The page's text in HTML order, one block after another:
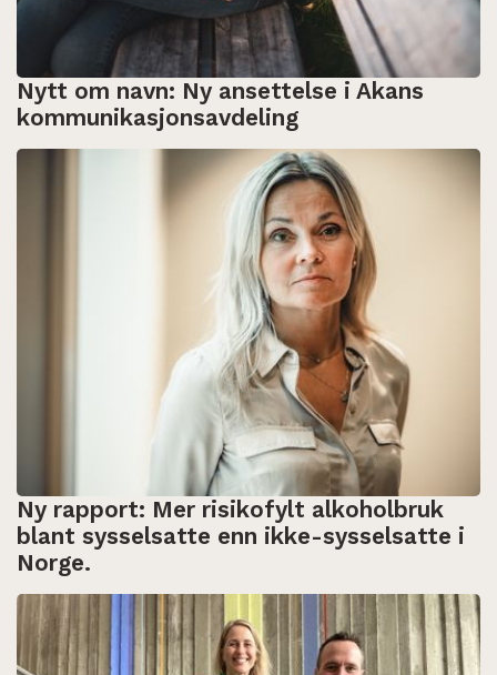
Nytt om navn: Ny ansettelse i Akans
kommunikasjonsavdeling
Ny rapport: Mer risikofylt alkoholbruk
blant sysselsatte enn ikke-sysselsatte i
Norge.